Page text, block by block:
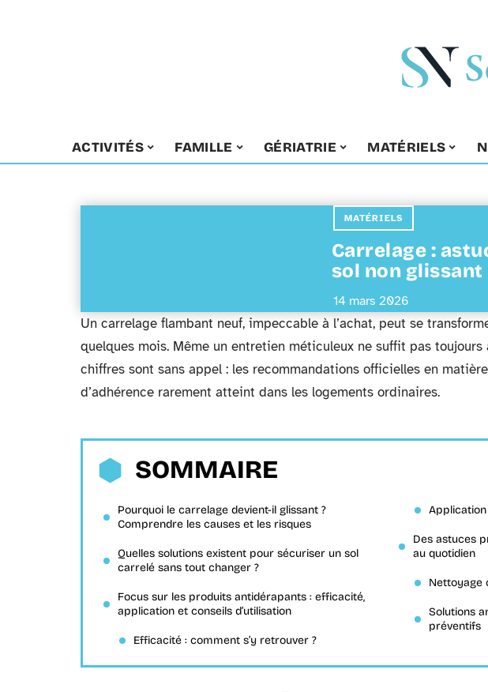
ACTIVITÉS FAMILLE GÉRIATRIE MATÉRIELS
MATÉRIELS
Carrelage :
sol non glissant
14 mars 2026
Un carrelage flambant neuf, impeccable à l’achat, peut se
quelques mois. Même un entretien méticuleux ne suffit pas toujours
chiffres sont sans appel : les recommandations officielles en
d’adhérence rarement atteint dans les logements ordinaires.
SOMMAIRE
Pourquoi le carrelage devient-il glissant ?
Comprendre les causes et les risques
Quelles solutions existent pour sécuriser un sol
carrelé sans tout changer ?
Focus sur les produits antidérapants : efficacité,
application et conseils d’utilisation
Efficacité : comment s’y retrouver ?
Des astuces
au quotidien
Nettoyage
Solutions
préventifs